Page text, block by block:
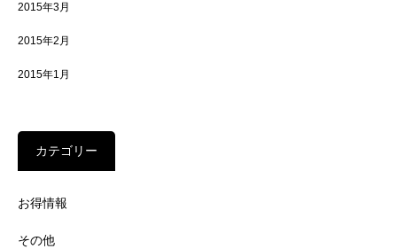
2015年3月
2015年2月
2015年1月
カテゴリー
お得情報
その他